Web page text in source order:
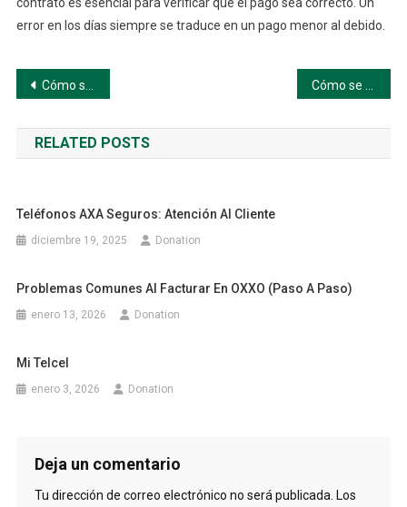
error en los días siempre se traduce en un pago menor al debido.
Navegación
de
entradas
Cómo se Calcula la Prima Vacacional: Qué Dice la Ley (Guía paso a paso)
RELATED POSTS
Teléfonos AXA Seguros: Atención Al Cliente
diciembre 19, 2025 Donation
Problemas Comunes Al Facturar En OXXO (paso A Paso)
enero 13, 2026 Donation
Mi Telcel
enero 3, 2026 Donation
Deja un comentario
Tu dirección de correo electrónico no será publicada. Los